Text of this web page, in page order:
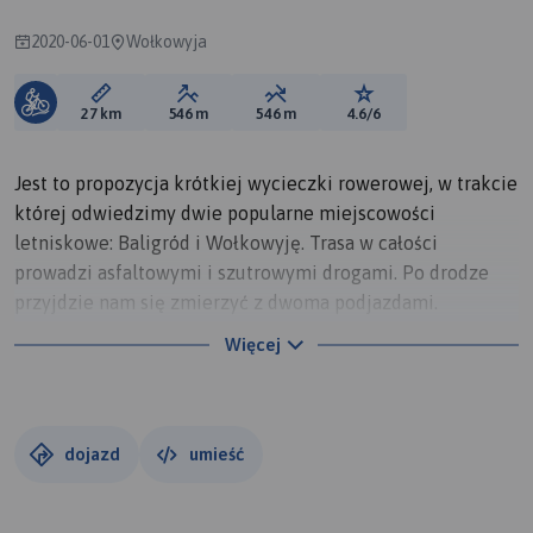
2020-06-01 Wołkowyja
Długość trasy:
27 km Suma przewyższeń:
546 m Suma spadków:
546 m Ocena trasy:
4.6/6
Jest to propozycja krótkiej wycieczki rowerowej, w trakcie
której odwiedzimy dwie popularne miejscowości
letniskowe: Baligród i Wołkowyję. Trasa w całości
prowadzi asfaltowymi i szutrowymi drogami. Po drodze
przyjdzie nam się zmierzyć z dwoma podjazdami.
placu na skrzyżowaniu przy obwodnicy bieszczadzkiej lub
cerkiew z 1718 r. Za kościołem, na rozdrożu, skręcamy w
Więcej
dojazd umieść